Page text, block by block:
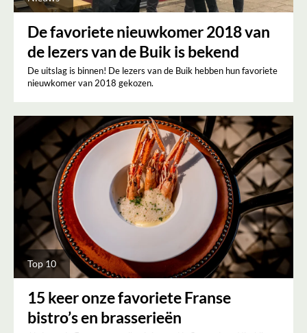
De favoriete nieuwkomer 2018 van
de lezers van de Buik is bekend
De uitslag is binnen! De lezers van de Buik hebben hun favoriete
nieuwkomer van 2018 gekozen.
Top 10
15 keer onze favoriete Franse
bistro’s en brasserieën